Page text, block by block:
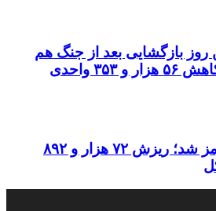
بازگشایی بعد از جنگ هم
قرمزپوش شد؛ کاهش ۵۶ هزار و ۳۵۳ واحدی
بورس دوباره قرمز شد؛ ریزش ۷۲ هزار و ۸۹۲